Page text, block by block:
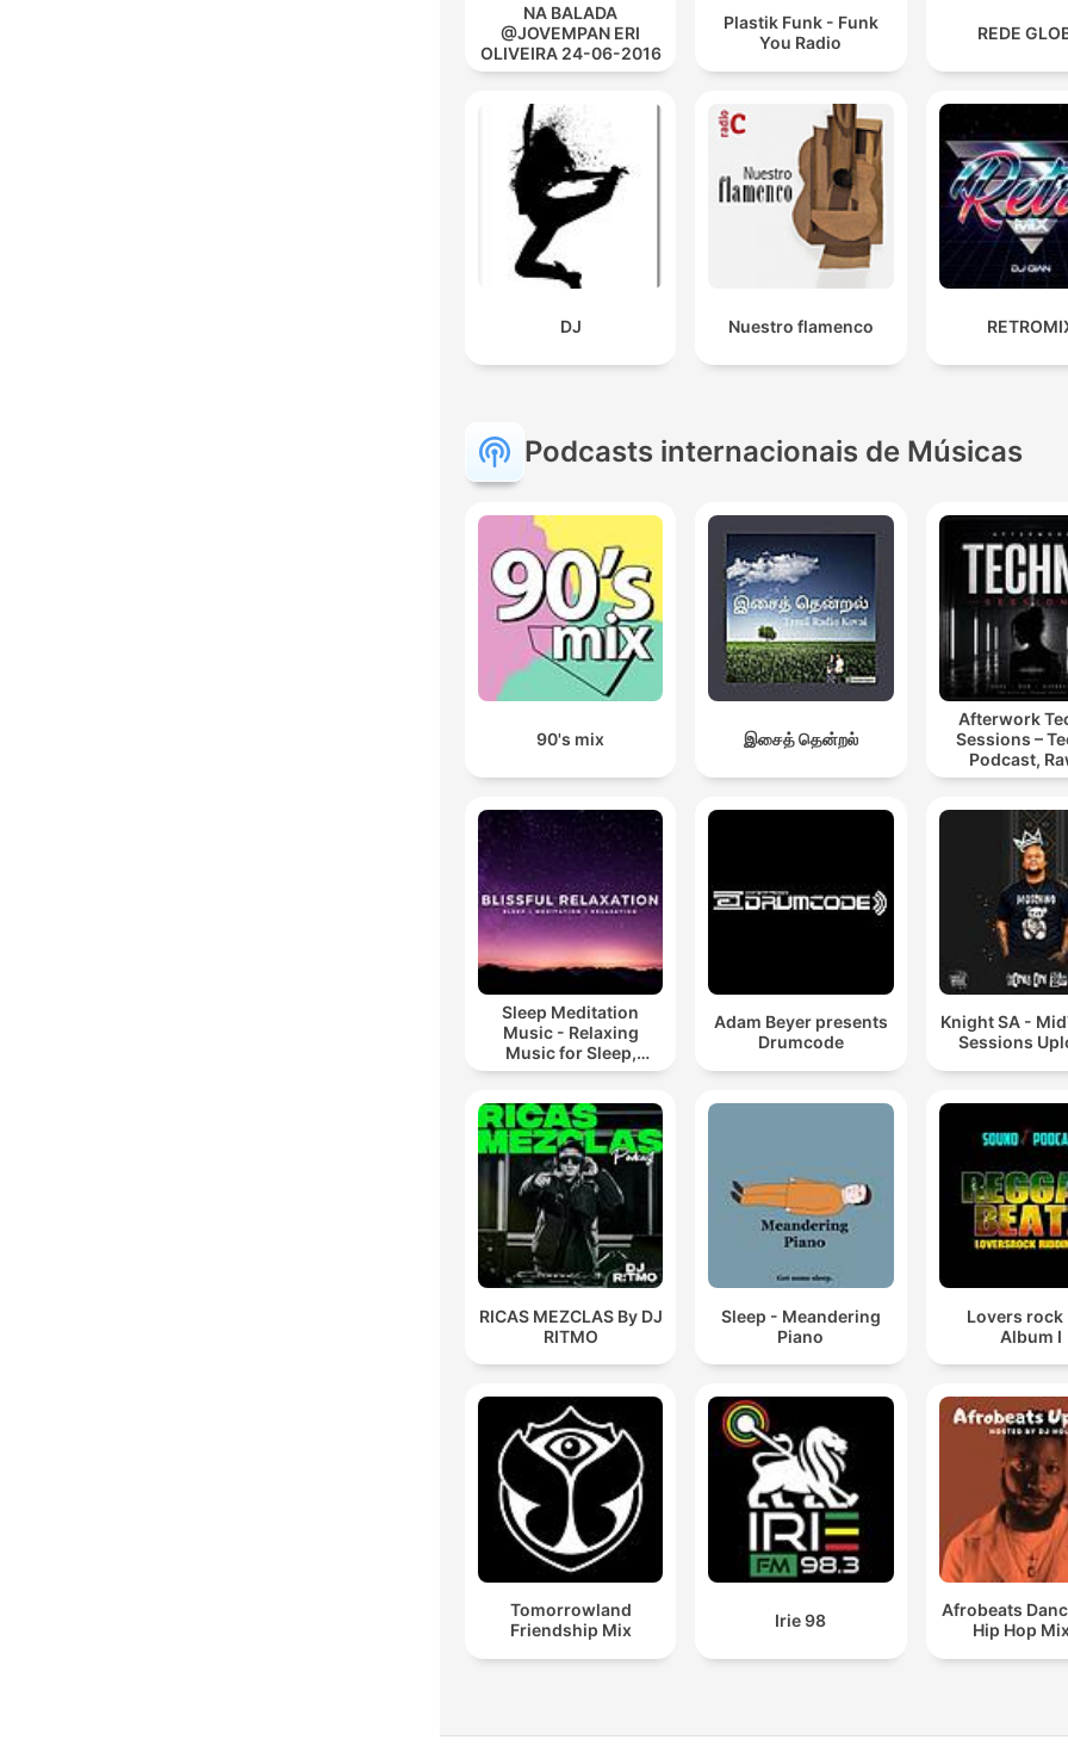
NA BALADA
@JOVEMPAN ERI
OLIVEIRA 24-06-2016
Plastik Funk - Funk
You Radio
REDE
DJ Nuestro flamenco
Podcasts internacionais de Músicas
90's mix இசைத் தென்றல்
Afterwork
Sessions –
Podcast,
Hypnotic
Sleep Meditation
Music - Relaxing
Music for Sleep,
Meditation &
Adam Beyer presents
Drumcode
Knight SA -
Sessions
RICAS MEZCLAS By DJ
RITMO
Sleep - Meandering
Piano
Lovers rock
Album I
Tomorrowland
Friendship Mix
Irie 98
Afrobeats
Hip Hop